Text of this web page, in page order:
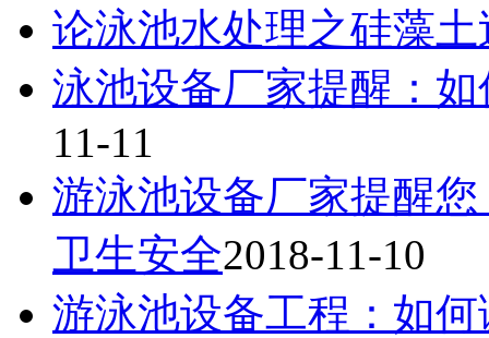
论泳池水处理之硅藻土
泳池设备厂家提醒：
11-11
游泳池设备厂家提醒
卫生安全2018-11-10
游泳池设备工程：如